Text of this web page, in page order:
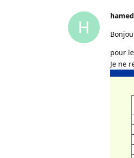
H
hamed
pour
Je ne